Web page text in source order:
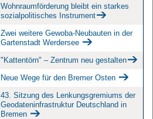
Wohnraumförderung bleibt ein starkes
sozialpolitisches Instrument
Zwei weitere Gewoba-Neubauten in der
Gartenstadt Werdersee
"Kattentörn" – Zentrum neu gestalten
Neue Wege für den Bremer Osten
43. Sitzung des Lenkungsgremiums der
Geodateninfrastruktur Deutschland in
Bremen